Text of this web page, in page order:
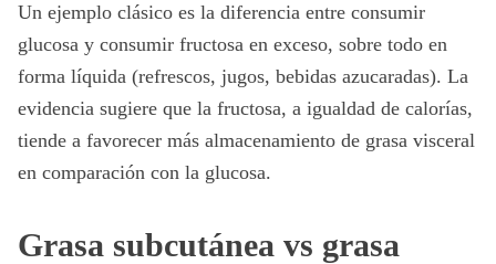
Un ejemplo clásico es la diferencia entre consumir
glucosa y consumir fructosa en exceso, sobre todo en
forma líquida (refrescos, jugos, bebidas azucaradas). La
evidencia sugiere que la fructosa, a igualdad de calorías,
tiende a favorecer más almacenamiento de grasa visceral
en comparación con la glucosa.
Grasa subcutánea vs grasa